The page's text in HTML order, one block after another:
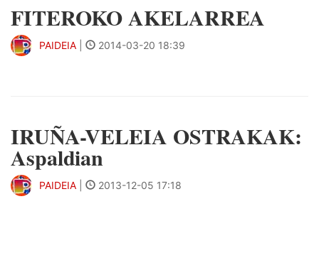
FITEROKO AKELARREA
PAIDEIA 2014-03-20 18:39
IRUÑA-VELEIA OSTRAKAK:
Aspaldian
PAIDEIA 2013-12-05 17:18